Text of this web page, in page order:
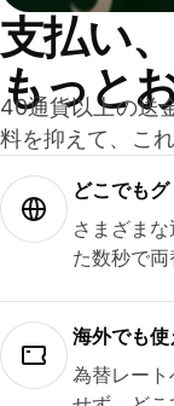
支払い
もっと
40通貨以上の送
料を抑えて、こ
どこでも
さまざま
た数秒で両
海外でも
為替レー